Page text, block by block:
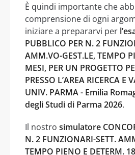
È quindi importante che
comprensione di ogni
iniziare a prepararvi per
PUBBLICO PER N. 2
AMM.VO-GEST.LE, TEMPO
MESI, PER UN PROGETTO
PRESSO L’AREA RICERCA E
UNIV. PARMA - Emilia
degli Studi di Parma 2026.
Il nostro simulatore
N. 2 FUNZIONARI-SETT.
TEMPO PIENO E DETERM.